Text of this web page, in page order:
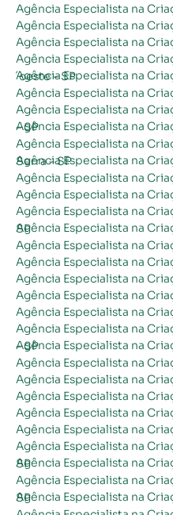
Agência Especialista na
Agência Especialista na
Agência Especialista na
Agência Especialista na
Agência Especialista na Criação de Site em Aparecida D´oeste – SP
Agência Especialista na
Agência Especialista na
Agência Especialista na Criação de Site em Araçariguama – SP
Agência Especialista na
Agência Especialista na Criação de Site em Araçoiaba da Serra – SP
Agência Especialista na
Agência Especialista na
Agência Especialista na
Agência Especialista na Criação de Site em Araraquara – SP
Agência Especialista na
Agência Especialista na
Agência Especialista na
Agência Especialista na
Agência Especialista na
Agência Especialista na
Agência Especialista na Criação de Site em Artur Nogueira – SP
Agência Especialista na
Agência Especialista na
Agência Especialista na
Agência Especialista na
Agência Especialista na
Agência Especialista na
Agência Especialista na Criação de Site em Avanhandava – SP
Agência Especialista na
Agência Especialista na Criação de Site em Bady Bassitt – SP